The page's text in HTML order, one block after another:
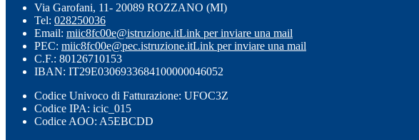
Via Garofani, 11- 20089 ROZZANO (MI)
Tel: 028250036
Email: miic8fc00e@istruzione.itLink per inviare una mail
PEC: miic8fc00e@pec.istruzione.itLink per inviare una mail
C.F.: 80126710153
IBAN: IT29E0306933684100000046052
Codice Univoco di Fatturazione: UFOC3Z
Codice IPA: icic_015
Codice AOO: A5EBCDD